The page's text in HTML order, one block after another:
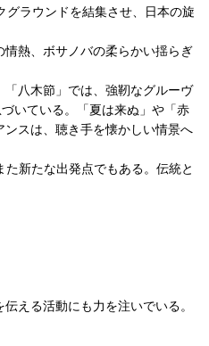
ラウンドを結集させ、日本の旋
熱、ボサノバの柔らかい揺らぎ
八木節」では、強靭なグルーヴ
いている。「夏は来ぬ」や「赤
スは、聴き手を懐かしい情景へ
新たな出発点でもある。伝統と
える活動にも力を注いでいる。